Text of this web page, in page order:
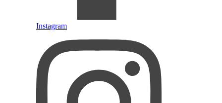
Instagram